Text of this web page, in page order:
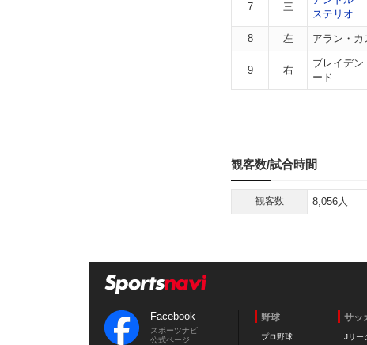
7 三
ステリオ
8 左 アラン・カ
9 右
ブレイデン
ード
観客数/試合時間
観客数 8,056人
Facebook
スポーツナビ
公式ページ
野球
プロ野球
サッ
Jリー